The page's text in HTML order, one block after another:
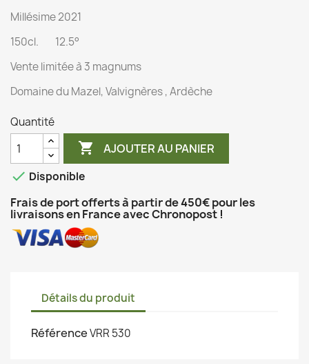
Millésime 2021
150cl. 12.5°
Vente limitée à 3 magnums
Domaine du Mazel, Valvignères , Ardèche
Quantité
 AJOUTER AU PANIER
 Disponible
Frais de port offerts à partir de 450€ pour les
livraisons en France avec Chronopost !
Détails du produit
RéférenceVRR 530